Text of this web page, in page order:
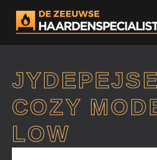
COZY
LOW